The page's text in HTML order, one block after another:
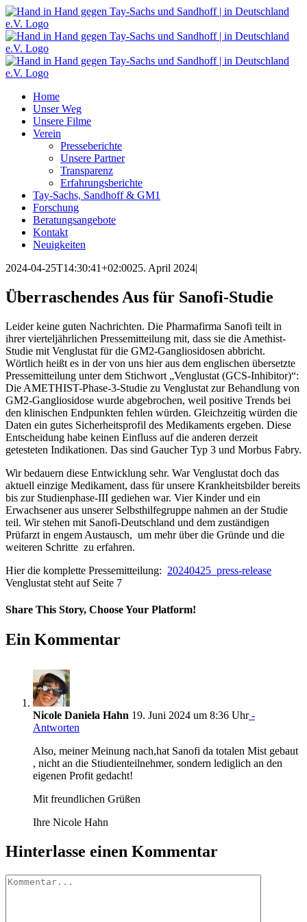
Zum
Inhalt
springen
Home
Unser Weg
Unsere Filme
Verein
Presseberichte
Unsere Partner
Transparenz
Erfahrungsberichte
Tay-Sachs, Sandhoff & GM1
Forschung
Beratungsangebote
Kontakt
Neuigkeiten
2024-04-25T14:30:41+02:0025. April 2024|
Überraschendes Aus für Sanofi-Studie
Leider keine guten Nachrichten. Die Pharmafirma Sanofi teilt in
ihrer vierteljährlichen Pressemitteilung mit, dass sie die Amethist-
Studie mit Venglustat für die GM2-Gangliosidosen abbricht.
Wörtlich heißt es in der von uns hier aus dem englischen übersetzte
Pressemitteilung unter dem Stichwort „Venglustat (GCS-Inhibitor)“:
Die AMETHIST-Phase-3-Studie zu Venglustat zur Behandlung von
GM2-Gangliosidose wurde abgebrochen, weil positive Trends bei
den klinischen Endpunkten fehlen würden. Gleichzeitig würden die
Daten ein gutes Sicherheitsprofil des Medikaments ergeben. Diese
Entscheidung habe keinen Einfluss auf die anderen derzeit
getesteten Indikationen. Das sind Gaucher Typ 3 und Morbus Fabry.
Wir bedauern diese Entwicklung sehr. War Venglustat doch das
aktuell einzige Medikament, dass für unsere Krankheitsbilder bereits
bis zur Studienphase-III gediehen war. Vier Kinder und ein
Erwachsener aus unserer Selbsthilfegruppe nahmen an der Studie
teil. Wir stehen mit Sanofi-Deutschland und dem zuständigen
Prüfarzt in engem Austausch, um mehr über die Gründe und die
weiteren Schritte zu erfahren.
Hier die komplette Pressemitteilung: 20240425_press-release
Venglustat steht auf Seite 7
Share This Story, Choose Your Platform!
Facebook
Twitter
Pinterest
Vk
E-
Mail
Ein Kommentar
Nicole Daniela Hahn 19. Juni 2024 um 8:36 Uhr-
Antworten
Also, meiner Meinung nach,hat Sanofi da totalen Mist gebaut
, nicht an die Stiudienteilnehmer, sondern lediglich an den
eigenen Profit gedacht!
Mit freundlichen Grüßen
Ihre Nicole Hahn
Hinterlasse einen Kommentar
Kommentar